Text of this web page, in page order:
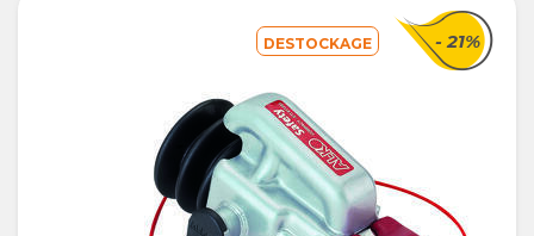
DESTOCKAGE - 21%